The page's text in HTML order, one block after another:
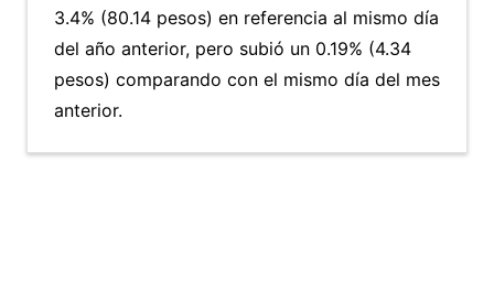
3.4% (80.14 pesos) en referencia al mismo día
del año anterior, pero subió un 0.19% (4.34
pesos) comparando con el mismo día del mes
anterior.